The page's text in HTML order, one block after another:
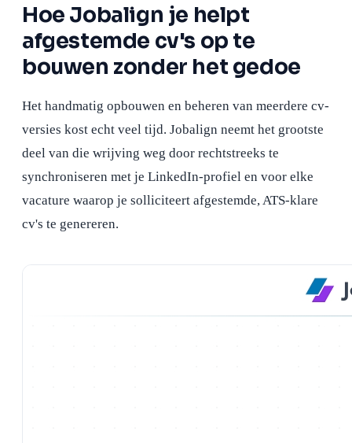
Hoe Jobalign je helpt
afgestemde cv's op te
bouwen zonder het gedoe
Het handmatig opbouwen en beheren van meerdere cv-
versies kost echt veel tijd. Jobalign neemt het grootste
deel van die wrijving weg door rechtstreeks te
synchroniseren met je LinkedIn-profiel en voor elke
vacature waarop je solliciteert afgestemde, ATS-klare
cv's te genereren.